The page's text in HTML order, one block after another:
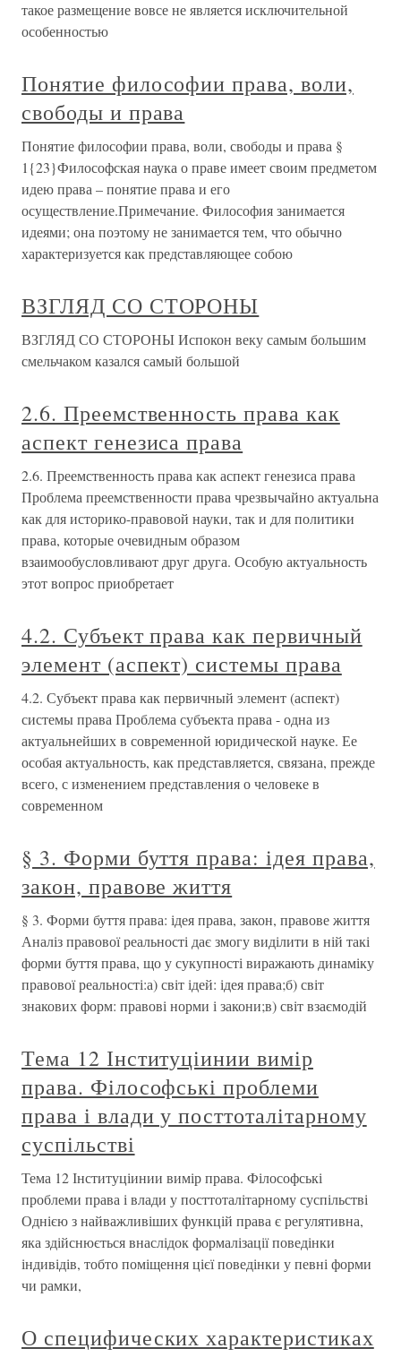
такое размещение вовсе не является исключительной
особенностью
Понятие философии права, воли,
свободы и права
Понятие философии права, воли, свободы и права §
1{23}Философская наука о праве имеет своим предметом
идею права – понятие права и его
осуществление.Примечание. Философия занимается
идеями; она поэтому не занимается тем, что обычно
характеризуется как представляющее собою
ВЗГЛЯД СО СТОРОНЫ
ВЗГЛЯД СО СТОРОНЫ Испокон веку самым большим
смельчаком казался самый большой
2.6. Преемственность права как
аспект генезиса права
2.6. Преемственность права как аспект генезиса права
Проблема преемственности права чрезвычайно актуальна
как для историко-правовой науки, так и для политики
права, которые очевидным образом
взаимообусловливают друг друга. Особую актуальность
этот вопрос приобретает
4.2. Субъект права как первичный
элемент (аспект) системы права
4.2. Субъект права как первичный элемент (аспект)
системы права Проблема субъекта права - одна из
актуальнейших в современной юридической науке. Ее
особая актуальность, как представляется, связана, прежде
всего, с изменением представления о человеке в
современном
§ 3. Форми буття права: ідея права,
закон, правове життя
§ 3. Форми буття права: ідея права, закон, правове життя
Аналіз правової реальності дає змогу виділити в ній такі
форми буття права, що у сукупності виражають динаміку
правової реальності:а) світ ідей: ідея права;б) світ
знакових форм: правові норми і закони;в) світ взаємодій
Тема 12 Інституціинии вимір
права. Філософські проблеми
права і влади у посттоталітарному
суспільстві
Тема 12 Інституціинии вимір права. Філософські
проблеми права і влади у посттоталітарному суспільстві
Однією з найважливіших функцій права є регулятивна,
яка здійснюється внаслідок формалізації поведінки
індивідів, тобто поміщення цієї поведінки у певні форми
чи рамки,
О специфических характеристиках